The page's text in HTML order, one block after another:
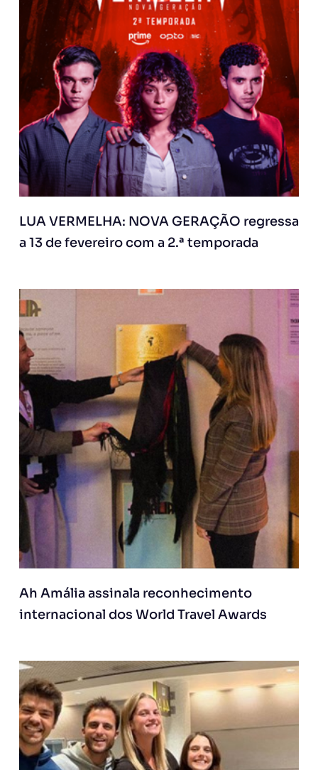
LUA VERMELHA: NOVA GERAÇÃO regressa
a 13 de fevereiro com a 2.ª temporada
Ah Amália assinala reconhecimento
internacional dos World Travel Awards